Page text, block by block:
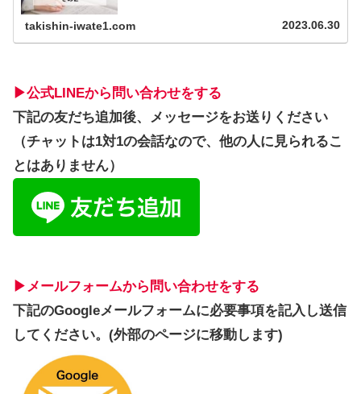
takishin-iwate1.com 2023.06.30
▶︎公式LINEから問い合わせをする
下記の友だち追加後、メッセージをお送りください
（チャットは1対1の会話なので、他の人に見られるこ
とはありません）
▶︎メールフォームから問い合わせをする
下記のGoogleメールフォームに必要事項を記入し送信
してください。(外部のページに移動します)